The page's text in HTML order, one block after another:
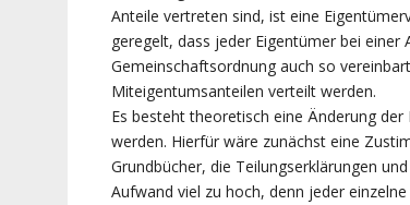
Anteile vertreten sind, ist eine
geregelt, dass jeder Eigentümer bei
Gemeinschaftsordnung auch so
Miteigentumsanteilen verteilt werden.
Es besteht theoretisch eine Änderung
werden. Hierfür wäre zunächst eine
Grundbücher, die Teilungserklärungen
Aufwand viel zu hoch, denn jeder